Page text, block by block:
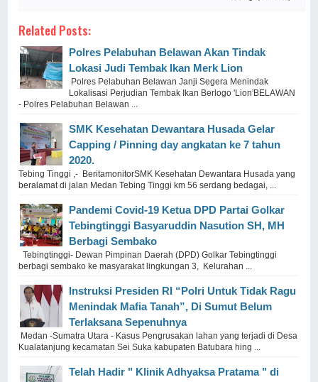
Related Posts:
Polres Pelabuhan Belawan Akan Tindak
Lokasi Judi Tembak Ikan Merk Lion
Polres Pelabuhan Belawan Janji Segera Menindak
Lokalisasi Perjudian Tembak Ikan Berlogo 'Lion'BELAWAN
- Polres Pelabuhan Belawan ...
SMK Kesehatan Dewantara Husada Gelar
Capping / Pinning day angkatan ke 7 tahun
2020.
Tebing Tinggi ,- BeritamonitorSMK Kesehatan Dewantara Husada yang
beralamat di jalan Medan Tebing Tinggi km 56 serdang bedagai, ...
Pandemi Covid-19 Ketua DPD Partai Golkar
Tebingtinggi Basyaruddin Nasution SH, MH
Berbagi Sembako
Tebingtinggi- Dewan Pimpinan Daerah (DPD) Golkar Tebingtinggi
berbagi sembako ke masyarakat lingkungan 3, Kelurahan ...
Instruksi Presiden RI “Polri Untuk Tidak Ragu
Menindak Mafia Tanah”, Di Sumut Belum
Terlaksana Sepenuhnya
Medan -Sumatra Utara - Kasus Pengrusakan lahan yang terjadi di Desa
Kualatanjung kecamatan Sei Suka kabupaten Batubara hing ...
Telah Hadir " Klinik Adhyaksa Pratama " di